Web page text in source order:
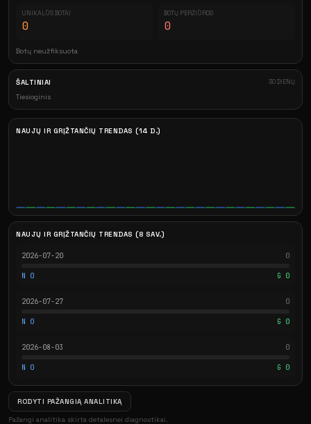
UNIKALŪS BOTAI
0
BOTŲ PERŽIŪROS
0
Botų neužfiksuota
ŠALTINIAI 30 DIENŲ
Tiesioginis
NAUJŲ IR GRĮŽTANČIŲ TRENDAS (14 D.)
NAUJŲ IR GRĮŽTANČIŲ TRENDAS (8 SAV.)
2026-07-20 0
N 0 G 0
2026-07-27 0
N 0 G 0
2026-08-03 0
N 0 G 0
RODYTI PAŽANGIĄ ANALITIKĄ
Pažangi analitika skirta detalesnei diagnostikai.